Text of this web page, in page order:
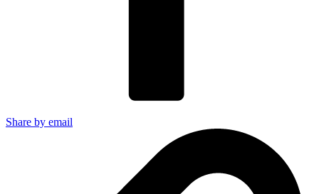
Share by email